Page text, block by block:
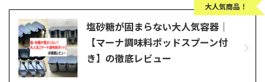
塩砂糖が固まらない大人気容器｜
【マーナ調味料ポッドスプーン付
き】の徹底レビュー
大人気商品！